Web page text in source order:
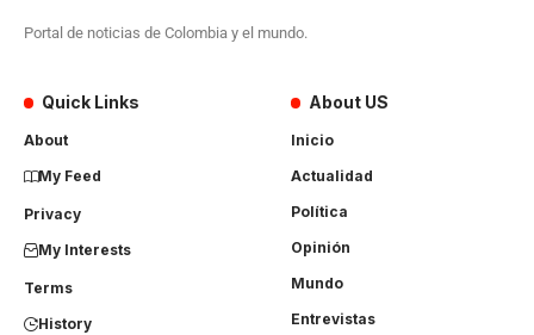
Portal de noticias de Colombia y el mundo.
Quick Links
About
My Feed
Privacy
My Interests
Terms
History
About US
Inicio
Actualidad
Política
Opinión
Mundo
Entrevistas